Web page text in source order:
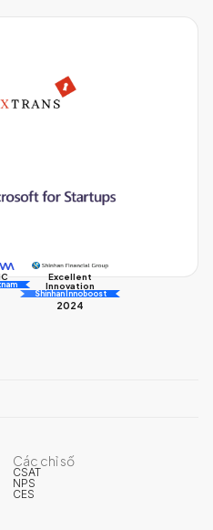
Excellent
Innovation
Shinhan Innoboost
2024
Các chỉ số
CSAT
NPS
CES